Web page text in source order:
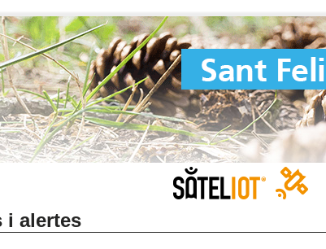
i alertes